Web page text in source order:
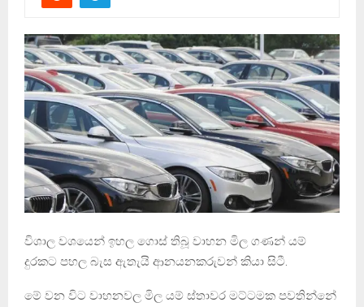
විශාල වශයෙන් ඉහල ගොස් තිබූ වාහන මිල ගණන් යම්
දුරකට පහල බැස ඇතැයි ආනයනකරුවන් කියා සිටී.
මේ වන විට වාහනවල මිල යම් ස්තාවර මට්ටමක පවතින්නේ